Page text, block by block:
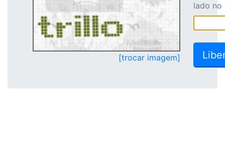
[trocar imagem]
lado no